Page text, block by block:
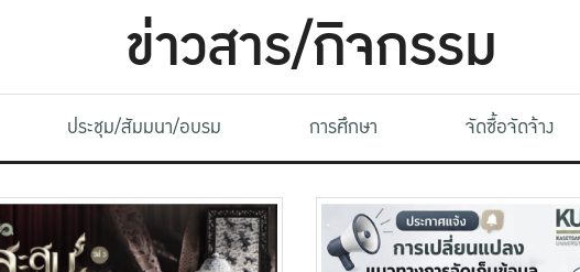
ข่าวสาร/กิจกรรม
ประชุม/สัมมนา/อบรม การศึกษา จัดซื้อจัดจ้าง